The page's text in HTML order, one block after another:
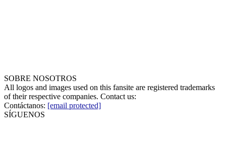
SOBRE NOSOTROS
All logos and images used on this fansite are registered trademarks
of their respective companies. Contact us:
Contáctanos: [email protected]
SÍGUENOS